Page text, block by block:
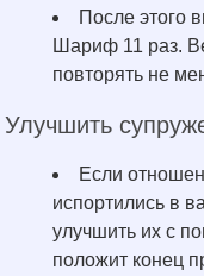
После этого
Шариф 11 раз.
повторять не
Улучшить
Если
испортились в
улучшить их с
положит конец